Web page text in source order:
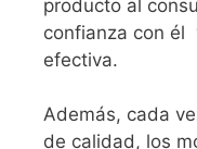
producto al
confianza con él
efectiva.
Además, cada
de calidad, los